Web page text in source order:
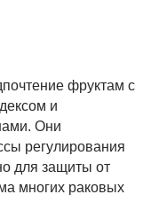
фруктам с
и
Они
регулирования
для защиты от
многих раковых